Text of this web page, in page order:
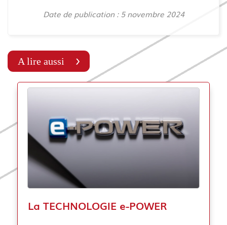
Date de publication : 5 novembre 2024
A lire aussi
La TECHNOLOGIE e-POWER